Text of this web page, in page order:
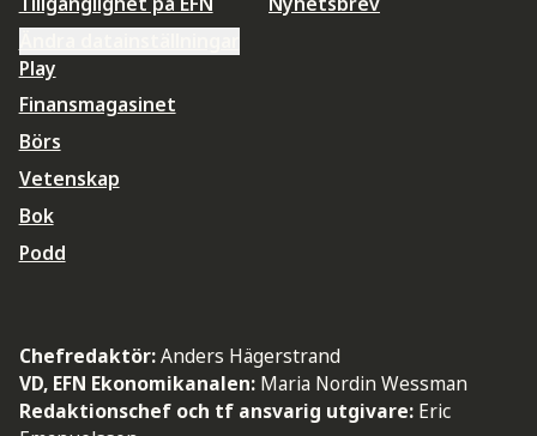
Play
Finansmagasinet
Börs
Vetenskap
Bok
Podd
Chefredaktör:Anders Hägerstrand
VD, EFN Ekonomikanalen: Maria Nordin Wessman
Redaktionschef och tf ansvarig utgivare: Eric